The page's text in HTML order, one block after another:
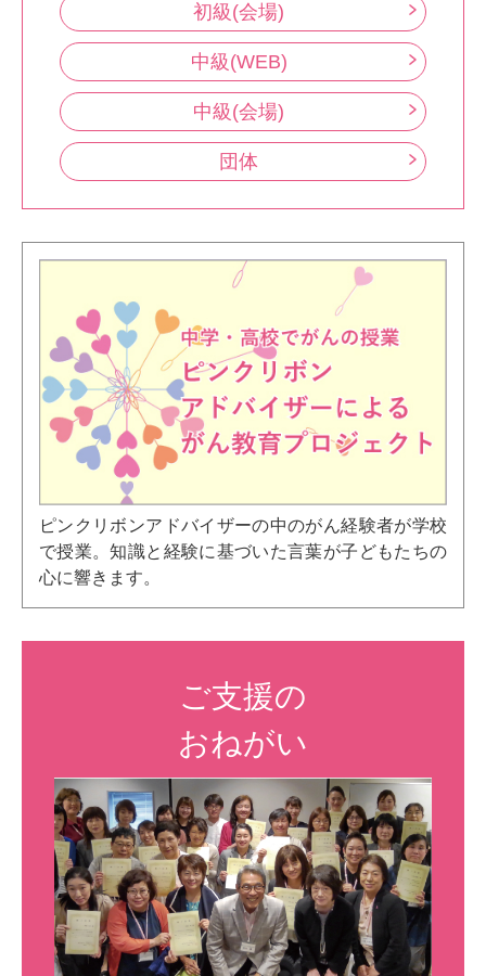
初級(会場)
中級(WEB)
中級(会場)
団体
ピンクリボンアドバイザーの中のがん経験者が学校
で授業。知識と経験に基づいた言葉が子どもたちの
心に響きます。
ご支援の
おねがい